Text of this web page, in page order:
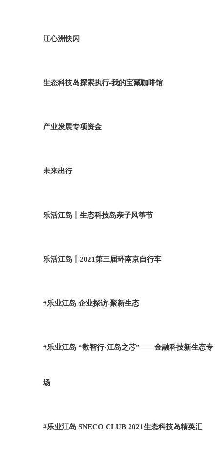
江心洲快闪
生态科技岛探索执行-我的宝藏咖啡馆
产业发展专项资金
未来出行
乐活江岛丨生态科技岛亲子风筝节
乐活江岛丨2021第三届环南京自行车
#乐业江岛 企业探访-聚新生态
#乐业江岛 “数智行·江岛之芯”——金融科技新生态专
场
#乐业江岛 SNECO CLUB 2021生态科技岛精英汇